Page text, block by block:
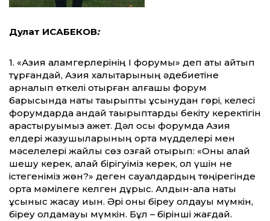
Дулат ИСАБЕКОВ:
1. «Азия қаламгерлерінің I форумы» деп аты айтып
тұрғандай, Азия халықтарының әдебиетіне
арналып өткелі отырған алғашқы форум
барысында нақты тақырыпты ұсынудан гөрі, келесі
форумдарда қандай тақырыптарды бекіту керектігін
қарастыруымыз қажет. Дәл осы форумда Азия
елдері жазушыларының ортақ мүдделері мен
мәселелері жайлы сөз қозғай отырып: «Оны қалай
шешу керек, қалай бірігуіміз керек, ол үшін не
істегеніміз жөн?» деген сауалдардың төңірегінде
ортақ мәмілеге келген дұрыс. Алдын-ала нақты
ұсыныс жасау қиын. Әрі оны біреу қолдауы мүмкін,
біреу қолдамауы мүмкін. Бұл – бірінші жағдай.